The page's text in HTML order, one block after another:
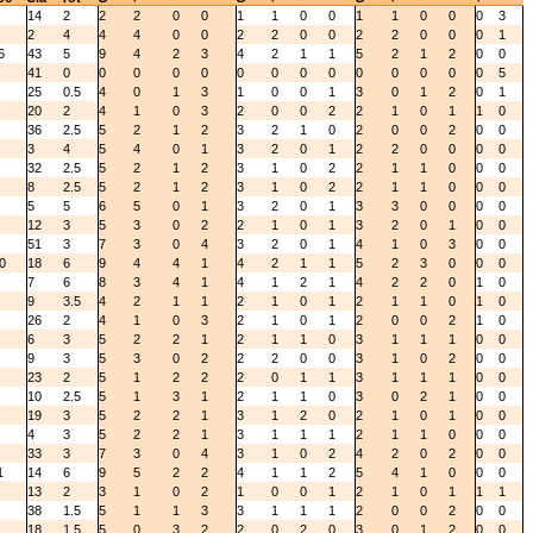
14 2 2 2 0 0 1 1 0 0 1 1 0 0 0
3
2 4 4 4 0 0 2 2 0 0 2 2 0 0 0
1
43 5 9 4 2 3 4 2 1 1 5 2 1 2 0
0
41 0 0 0 0 0 0 0 0 0 0 0 0 0 0
5
25 0.5 4 0 1 3 1 0 0 1 3 0 1 2 0
1
20 2 4 1 0 3 2 0 0 2 2 1 0 1 1
0
36 2.5 5 2 1 2 3 2 1 0 2 0 0 2 0
0
3 4 5 4 0 1 3 2 0 1 2 2 0 0 0
0
32 2.5 5 2 1 2 3 1 0 2 2 1 1 0 0
0
8 2.5 5 2 1 2 3 1 0 2 2 1 1 0 0
0
5 5 6 5 0 1 3 2 0 1 3 3 0 0 0
0
12 3 5 3 0 2 2 1 0 1 3 2 0 1 0
0
51 3 7 3 0 4 3 2 0 1 4 1 0 3 0
0
18 6 9 4 4 1 4 2 1 1 5 2 3 0 0
0
7 6 8 3 4 1 4 1 2 1 4 2 2 0 1
0
9 3.5 4 2 1 1 2 1 0 1 2 1 1 0 1
0
26 2 4 1 0 3 2 1 0 1 2 0 0 2 1
0
6 3 5 2 2 1 2 1 1 0 3 1 1 1 0
0
9 3 5 3 0 2 2 2 0 0 3 1 0 2 0
0
23 2 5 1 2 2 2 0 1 1 3 1 1 1 0
0
10 2.5 5 1 3 1 2 1 1 0 3 0 2 1 0
0
19 3 5 2 2 1 3 1 2 0 2 1 0 1 0
0
4 3 5 2 2 1 3 1 1 1 2 1 1 0 0
0
33 3 7 3 0 4 3 1 0 2 4 2 0 2 0
0
14 6 9 5 2 2 4 1 1 2 5 4 1 0 0
0
13 2 3 1 0 2 1 0 0 1 2 1 0 1 1
1
38 1.5 5 1 1 3 3 1 1 1 2 0 0 2 0
0
18 1.5 5 0 3 2 2 0 2 0 3 0 1 2 0 0